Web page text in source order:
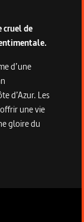
cruel de
d’une
d’Azur. Les
une vie
gloire du